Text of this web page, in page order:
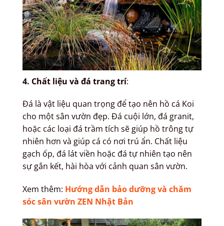
4. Chất liệu và đá trang trí:
Đá là vật liệu quan trọng để tạo nên hồ cá Koi
cho một sân vườn đẹp. Đá cuội lớn, đá granit,
hoặc các loại đá trầm tích sẽ giúp hồ trông tự
nhiên hơn và giúp cá có nơi trú ẩn. Chất liệu
gạch ốp, đá lát viền hoặc đá tự nhiên tạo nên
sự gắn kết, hài hòa với cảnh quan sân vườn.
Xem thêm: Hướng dẫn bảo dưỡng và chăm
sóc sân vườn ZEN Nhật Bản